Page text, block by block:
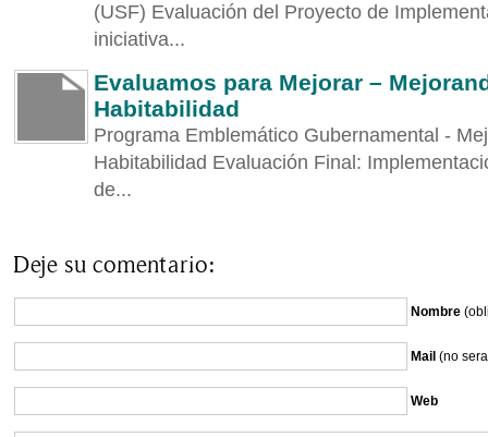
(USF) Evaluación del Proyecto de
iniciativa...
Evaluamos para Mejorar –
Habitabilidad
Programa Emblemático Gubernamental -
Habitabilidad Evaluación Final:
de...
Deje su comentario:
Nombre
Mail (no
Web